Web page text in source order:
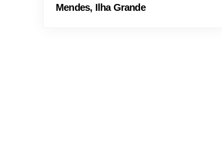
Mendes, Ilha Grande